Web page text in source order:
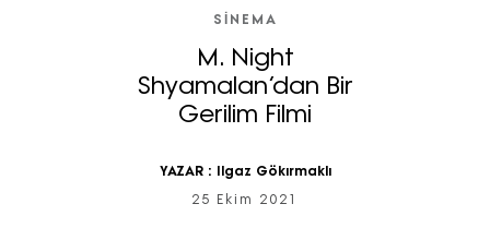
SİNEMA
M. Night
Shyamalan’dan Bir
Gerilim Filmi
YAZAR : Ilgaz Gökırmaklı
25 Ekim 2021